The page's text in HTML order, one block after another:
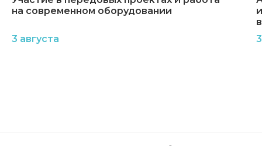
на современном оборудовании
3 августа